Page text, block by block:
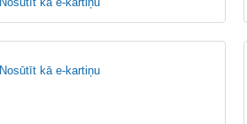
Nosūtīt kā e-kartiņu